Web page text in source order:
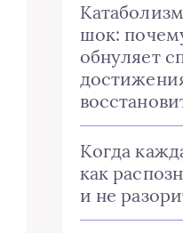
шок:
обнуляет
Когда
как
и не